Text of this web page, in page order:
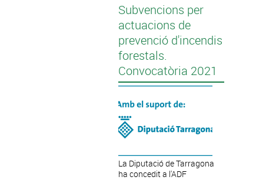
Subvencions per
actuacions de
prevenció d'incendis
forestals.
Convocatòria 2021
La Diputació de Tarragona
ha concedit a l'ADF